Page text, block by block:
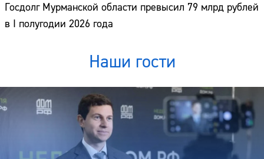
Госдолг Мурманской области превысил 79 млрд рублей
в I полугодии 2026 года
Наши гости